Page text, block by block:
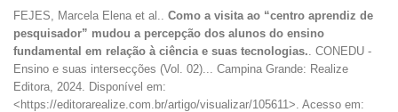
FEJES, Marcela Elena et al.. Como a visita ao “centro aprendiz de
pesquisador” mudou a percepção dos alunos do ensino
fundamental em relação à ciência e suas tecnologias. . CONEDU -
Ensino e suas intersecções (Vol. 02)... Campina Grande: Realize
Editora, 2024. Disponível em:
<https://editorarealize.com.br/artigo/visualizar/105611>. Acesso em: